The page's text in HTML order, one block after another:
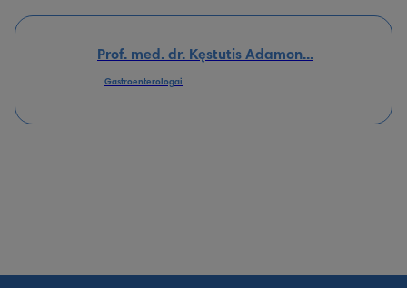
Prof. med. dr. Kęstutis Adamon...
Gastroenterologai